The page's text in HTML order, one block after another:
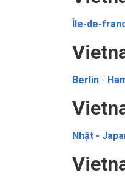
Île-de-
Berlin -
Nhật -